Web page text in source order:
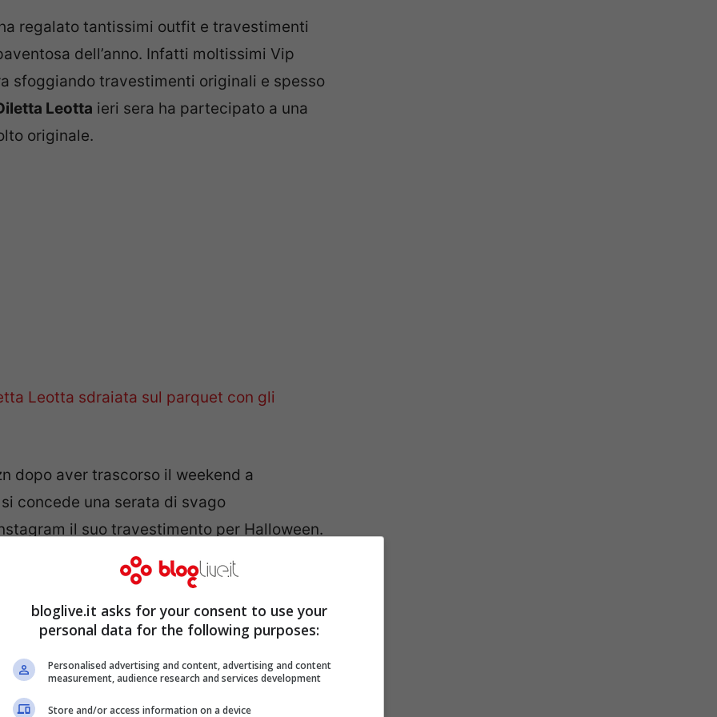
regalato tantissimi outfit e travestimenti
dell’anno. Infatti moltissimi Vip
sfoggiando travestimenti originali e spesso
Leotta ieri sera ha partecipato a una
originale.
Leotta sdraiata sul parquet con gli
dopo aver trascorso il weekend a
concede una serata di svago
il suo travestimento per Halloween.
è soprattutto la scollatura del vestito,
fa impazzire
le “zucche”
bloglive.it asks for your consent to use your
personal data for the following purposes:
Personalised advertising and content, advertising and content
measurement, audience research and services development
Store and/or access information on a device